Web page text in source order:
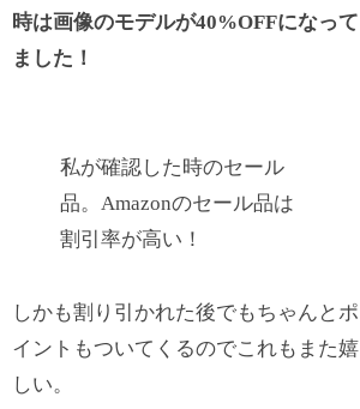
時は画像のモデルが40%OFFになって
ました！
私が確認した時のセール
品。Amazonのセール品は
割引率が高い！
しかも割り引かれた後でもちゃんとポ
イントもついてくるのでこれもまた嬉
しい。